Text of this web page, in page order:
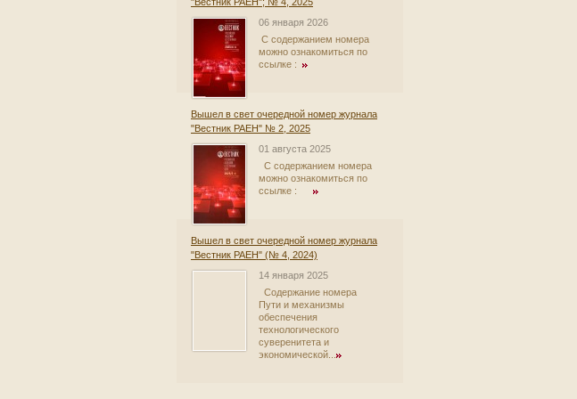
06 января 2026
С содержанием номера
можно ознакомиться по
ссылке :
Вышел в свет очередной номер журнала
"Вестник РАЕН" № 2, 2025
01 августа 2025
С содержанием номера
можно ознакомиться по
ссылке :
Вышел в свет очередной номер журнала
"Вестник РАЕН" (№ 4, 2024)
14 января 2025
Содержание номера
Пути и механизмы
обеспечения
технологического
суверенитета и
экономической...